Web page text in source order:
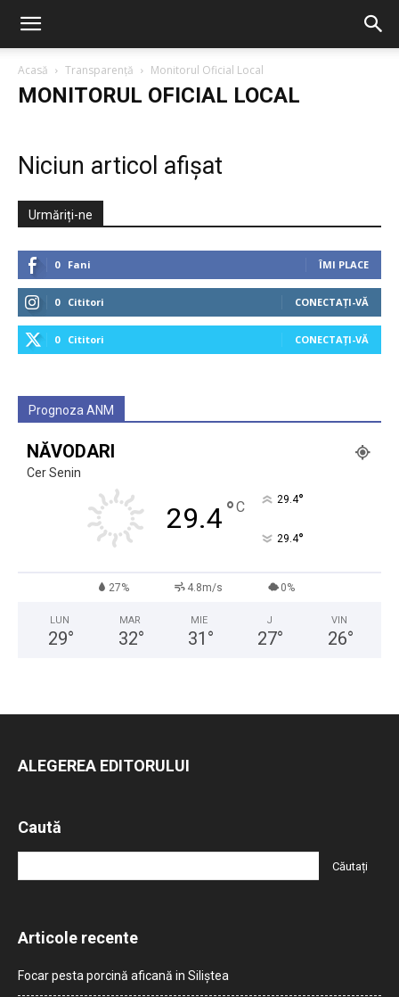
Acasă Transparență Monitorul Oficial Local
MONITORUL OFICIAL LOCAL
Niciun articol afișat
Urmăriți-ne
0 Fani ÎMI PLACE
0 Cititori CONECTAȚI-VĂ
0 Cititori CONECTAȚI-VĂ
Prognoza ANM
NĂVODARI
Cer Senin
29.4°C 29.4°
29.4°
27% 4.8m/s 0%
LUN
29°
MAR
32°
MIE
31 °
J
27°
VIN
26°
ALEGEREA EDITORULUI
Caută
Articole recente
Focar pesta porcină aficană in Siliștea